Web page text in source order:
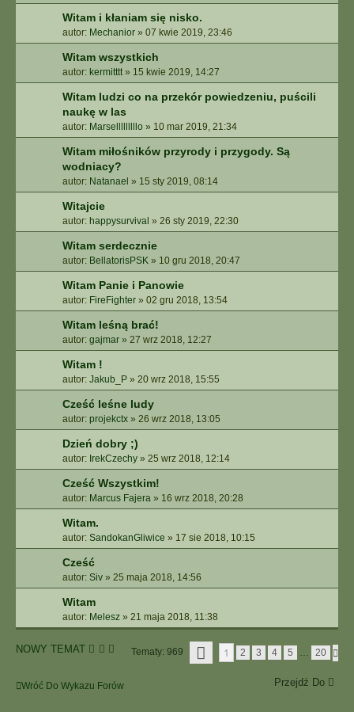
Witam i kłaniam się nisko.
autor: Mechanior » 07 kwie 2019, 23:46
Witam wszystkich
autor: kermitttt» 15 kwie 2019, 14:27
Witam ludzi co na przekór powiedzeniu, puścili
naukę w las
autor: Marselllllllllo » 10 mar 2019, 21:34
Witam miłośników przyrody i przygody. Są
wodniacy?
autor: Natanael » 15 sty 2019, 08:14
Witajcie
autor: happysurvival » 26 sty 2019, 22:30
Witam serdecznie
autor: BellatorisPSK » 10 gru 2018, 20:47
Witam Panie i Panowie
autor: FireFighter » 02 gru 2018, 13:54
Witam leśną brać!
autor: gajmar » 27 wrz 2018, 12:27
Witam !
autor: Jakub_P » 20 wrz 2018, 15:55
Cześć leśne ludy
autor: projekctx » 26 wrz 2018, 13:05
Dzień dobry ;)
autor: IrekCzechy » 25 wrz 2018, 12:14
Cześć Wszystkim!
autor: Marcus Fajera » 16 wrz 2018, 20:28
Witam.
autor: SandokanGliwice » 17 sie 2018, 10:15
Cześć
autor: Siv » 25 maja 2018, 14:56
Witam
autor: Melesz » 21 maja 2018, 11:38
NOWY TEMAT Tematy: 969 1 2 3 4 5 … 20
Wróć Do Wykazu Forów Przejdź Do